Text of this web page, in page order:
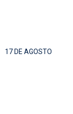
17 DE AGOSTO